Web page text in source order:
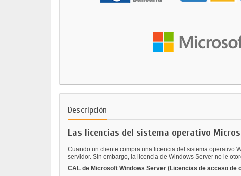
Descripción
Las licencias del sistema operativo
Cuando un cliente compra una licencia del sistema operativo
servidor. Sin embargo, la licencia de Windows Server no le
CAL de Microsoft Windows Server (Licencias de acceso de